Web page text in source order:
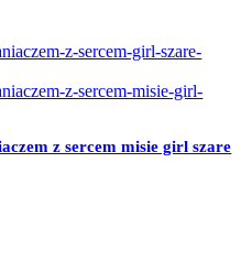
z sercem misie girl szare